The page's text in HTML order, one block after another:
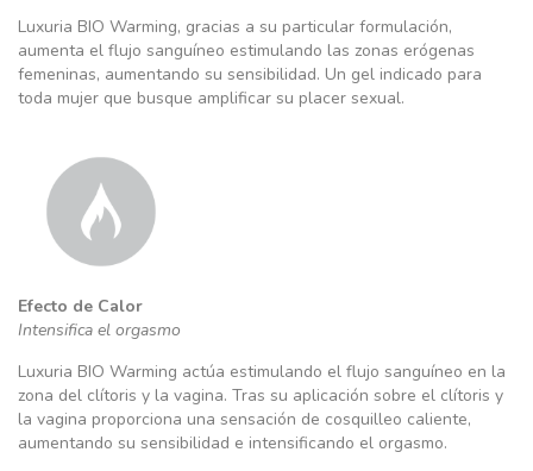
Luxuria BIO Warming, gracias a su particular formulación,
aumenta el flujo sanguíneo estimulando las zonas erógenas
femeninas, aumentando su sensibilidad. Un gel indicado para
toda mujer que busque amplificar su placer sexual.
Efecto de Calor
Intensifica el orgasmo
Luxuria BIO Warming actúa estimulando el flujo sanguíneo en la
zona del clítoris y la vagina. Tras su aplicación sobre el clítoris y
la vagina proporciona una sensación de cosquilleo caliente,
aumentando su sensibilidad e intensificando el orgasmo.